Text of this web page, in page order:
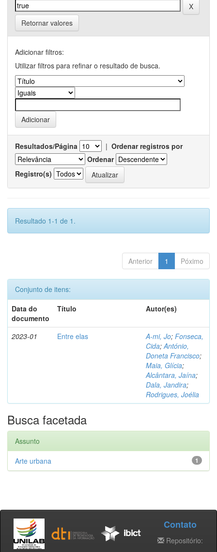
Retornar valores
Adicionar filtros:
Utilizar filtros para refinar o resultado de busca.
Resultados/Página | Ordenar registros por
Ordenar
Registro(s)
Resultado 1-1 de 1.
Anterior 1 Póximo
Conjunto de itens:
Data do
documento
Título Autor(es)
2023-01 Entre elas A-mi, Jo; Fonseca,
Cida;António,
Doneta Francisco;
Maia, Glícia;
Alcântara, Jaína;
Dala, Jandira;
Rodrigues, Joélia
Busca facetada
Assunto
1
Arte urbana
Contato
Repositório: